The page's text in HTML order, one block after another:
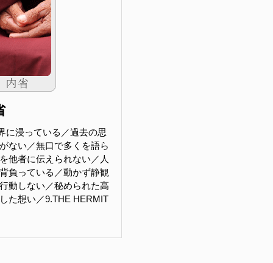
に浸っている／過去の思
ない／無口で多くを語ら
他者に伝えられない／人
負っている／動かず静観
動しない／秘められた高
た想い／9.THE HERMIT